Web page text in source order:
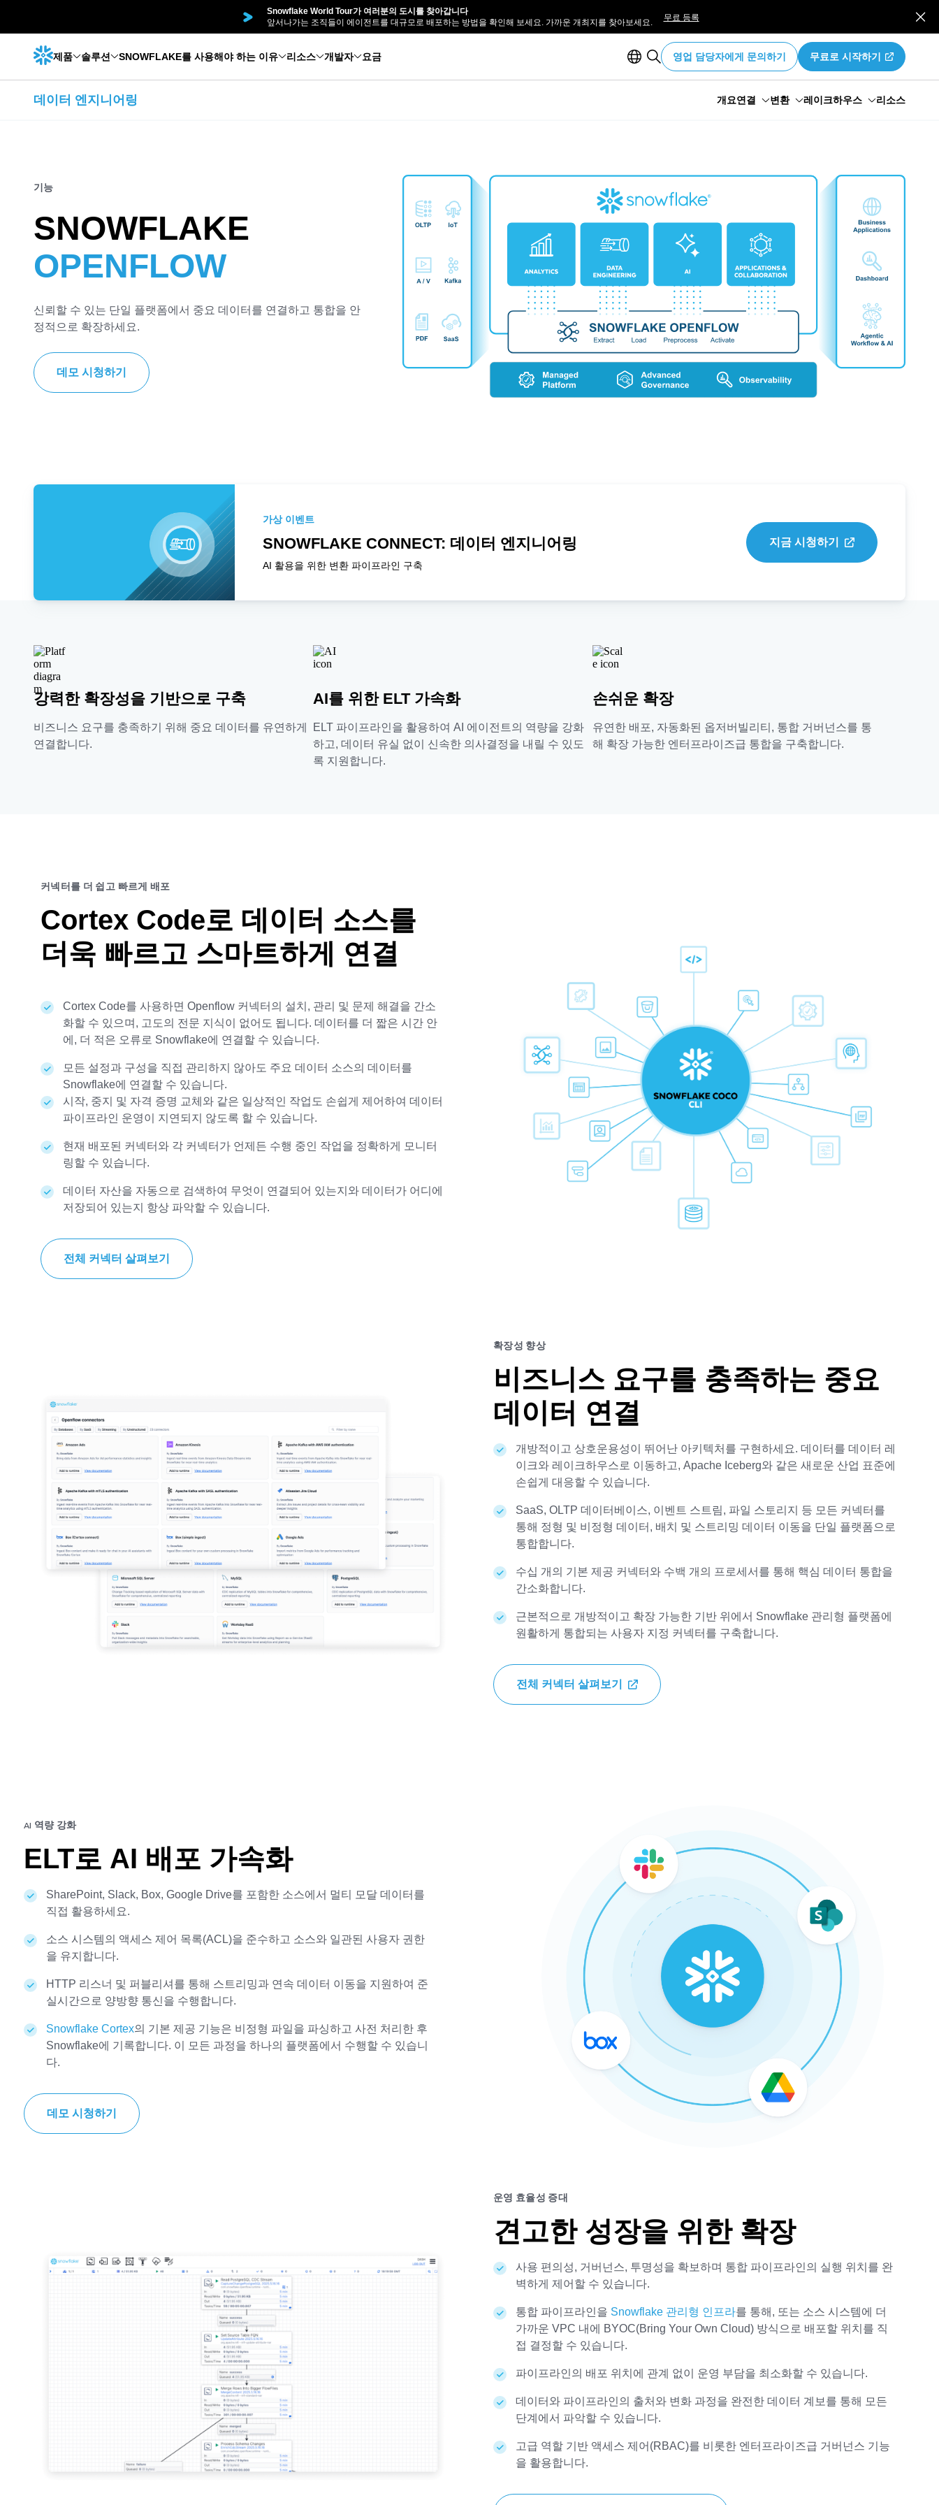
Snowflake World Tour가 여러분의 도시를 찾아갑니다
앞서나가는 조직들이 에이전트를 대규모로 배포하는 방법을 확인해 보세요. 가까운 개최지를 찾아보세요.
무료 등록
제품 솔루션 SNOWFLAKE를 사용해야 하는 이유 리소스 개발자 요금 영업 담당자에게 문의하기 무료로 시작하기
데이터 엔지니어링 개요연결 변환 레이크하우스
Snowflake Horizon Catalog
리소스
기능
SNOWFLAKE
OPENFLOW
신뢰할 수 있는 단일 플랫폼에서 중요 데이터를 연결하고 통합을 안
정적으로 확장하세요.
데모 시청하기
가상 이벤트
SNOWFLAKE CONNECT: 데이터 엔지니어링
AI 활용을 위한 변환 파이프라인 구축
지금 시청하기
강력한 확장성을 기반으로 구축
비즈니스 요구를 충족하기 위해 중요 데이터를 유연하게
연결합니다.
AI를 위한 ELT 가속화
ELT 파이프라인을 활용하여 AI 에이전트의 역량을 강화
하고, 데이터 유실 없이 신속한 의사결정을 내릴 수 있도
록 지원합니다.
손쉬운 확장
유연한 배포, 자동화된 옵저버빌리티, 통합 거버넌스를 통
해 확장 가능한 엔터프라이즈급 통합을 구축합니다.
커넥터를 더 쉽고 빠르게 배포
Cortex Code로 데이터 소스를
더욱 빠르고 스마트하게 연결
Cortex Code를 사용하면 Openflow 커넥터의 설치, 관리 및 문제 해결을 간소
화할 수 있으며, 고도의 전문 지식이 없어도 됩니다. 데이터를 더 짧은 시간 안
에, 더 적은 오류로 Snowflake에 연결할 수 있습니다.
모든 설정과 구성을 직접 관리하지 않아도 주요 데이터 소스의 데이터를
Snowflake에 연결할 수 있습니다.
시작, 중지 및 자격 증명 교체와 같은 일상적인 작업도 손쉽게 제어하여 데이터
파이프라인 운영이 지연되지 않도록 할 수 있습니다.
현재 배포된 커넥터와 각 커넥터가 언제든 수행 중인 작업을 정확하게 모니터
링할 수 있습니다.
데이터 자산을 자동으로 검색하여 무엇이 연결되어 있는지와 데이터가 어디에
저장되어 있는지 항상 파악할 수 있습니다.
전체 커넥터 살펴보기
확장성 향상
비즈니스 요구를 충족하는 중요
데이터 연결
개방적이고 상호운용성이 뛰어난 아키텍처를 구현하세요. 데이터를 데이터 레
이크와 레이크하우스로 이동하고, Apache Iceberg와 같은 새로운 산업 표준에
손쉽게 대응할 수 있습니다.
SaaS, OLTP 데이터베이스, 이벤트 스트림, 파일 스토리지 등 모든 커넥터를
통해 정형 및 비정형 데이터, 배치 및 스트리밍 데이터 이동을 단일 플랫폼으로
통합합니다.
수십 개의 기본 제공 커넥터와 수백 개의 프로세서를 통해 핵심 데이터 통합을
간소화합니다.
근본적으로 개방적이고 확장 가능한 기반 위에서 Snowflake 관리형 플랫폼에
원활하게 통합되는 사용자 지정 커넥터를 구축합니다.
전체 커넥터 살펴보기
AI 역량 강화
ELT로 AI 배포 가속화
SharePoint, Slack, Box, Google Drive를 포함한 소스에서 멀티 모달 데이터를
직접 활용하세요.
소스 시스템의 액세스 제어 목록(ACL)을 준수하고 소스와 일관된 사용자 권한
을 유지합니다.
HTTP 리스너 및 퍼블리셔를 통해 스트리밍과 연속 데이터 이동을 지원하여 준
실시간으로 양방향 통신을 수행합니다.
Snowflake Cortex의 기본 제공 기능은 비정형 파일을 파싱하고 사전 처리한 후
Snowflake에 기록합니다. 이 모든 과정을 하나의 플랫폼에서 수행할 수 있습니
다.
데모 시청하기
운영 효율성 증대
견고한 성장을 위한 확장
사용 편의성, 거버넌스, 투명성을 확보하며 통합 파이프라인의 실행 위치를 완
벽하게 제어할 수 있습니다.
통합 파이프라인을 Snowflake 관리형 인프라를 통해, 또는 소스 시스템에 더
가까운 VPC 내에 BYOC(Bring Your Own Cloud) 방식으로 배포할 위치를 직
접 결정할 수 있습니다.
파이프라인의 배포 위치에 관계 없이 운영 부담을 최소화할 수 있습니다.
데이터와 파이프라인의 출처와 변화 과정을 완전한 데이터 계보를 통해 모든
단계에서 파악할 수 있습니다.
고급 역할 기반 액세스 제어(RBAC)를 비롯한 엔터프라이즈급 거버넌스 기능
을 활용합니다.